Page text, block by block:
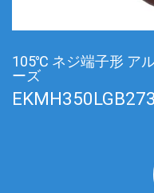
105℃ ネジ端子形 ア
ーズ